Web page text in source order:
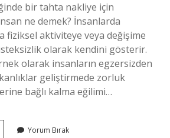
bir tahta nakliye için
ne demek? İnsanlarda
fiziksel aktiviteye veya değişime
olarak kendini gösterir.
olarak insanların egzersizden
geliştirmede zorluk
bağlı kalma eğilimi…
Yorum Bırak